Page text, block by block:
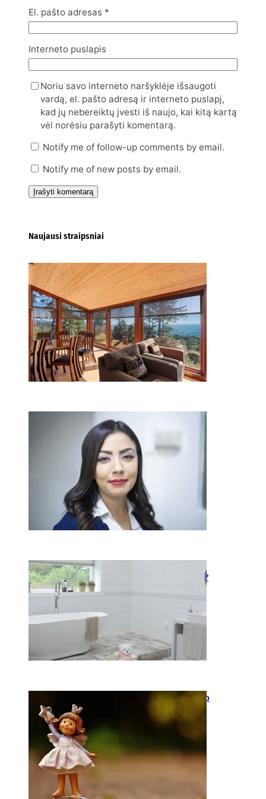
El. pašto adresas *
Interneto puslapis
Noriu savo interneto naršyklėje išsaugoti
vardą, el. pašto adresą ir interneto puslapį,
kad jų nebereiktų įvesti iš naujo, kai kitą kartą
vėl norėsiu parašyti komentarą.
Notify me of follow-up comments by email.
Notify me of new posts by email.
Naujausi straipsniai
Kur nusipirkti medines
žaliuzes Klaipėdoje?
2026-08-01
Kaip miegamojo atmosfera
veikia odos senėjimą?
2026-06-01
neįgaliojo vežimėliui vonią?
2026-05-12
Keramika kasdienybėje: kaip
požiūrį į namų estetiką